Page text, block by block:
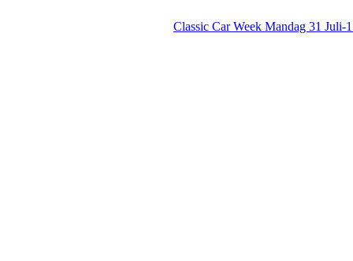
Classic Car Week Mandag 31 Juli-